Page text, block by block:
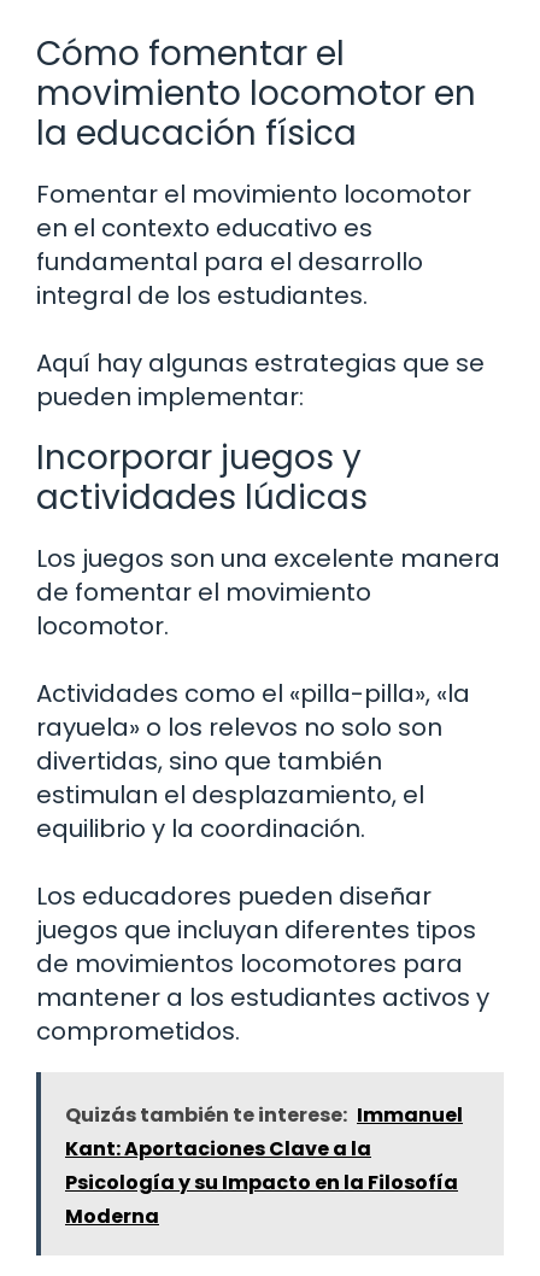
Cómo fomentar el
movimiento locomotor en
la educación física
Fomentar el movimiento locomotor
en el contexto educativo es
fundamental para el desarrollo
integral de los estudiantes.
Aquí hay algunas estrategias que se
pueden implementar:
Incorporar juegos y
actividades lúdicas
Los juegos son una excelente manera
de fomentar el movimiento
locomotor.
Actividades como el «pilla-pilla», «la
rayuela» o los relevos no solo son
divertidas, sino que también
estimulan el desplazamiento, el
equilibrio y la coordinación.
Los educadores pueden diseñar
juegos que incluyan diferentes tipos
de movimientos locomotores para
mantener a los estudiantes activos y
comprometidos.
Quizás también te interese: Immanuel
Kant: Aportaciones Clave a la
Psicología y su Impacto en la Filosofía
Moderna